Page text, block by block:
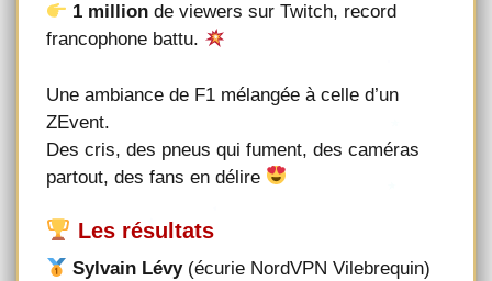
1 million de viewers sur Twitch, record
francophone battu.
Une ambiance de F1 mélangée à celle d’un
ZEvent.
Des cris, des pneus qui fument, des caméras
partout, des fans en délire
Les résultats
Sylvain Lévy(écurie NordVPN Vilebrequin)